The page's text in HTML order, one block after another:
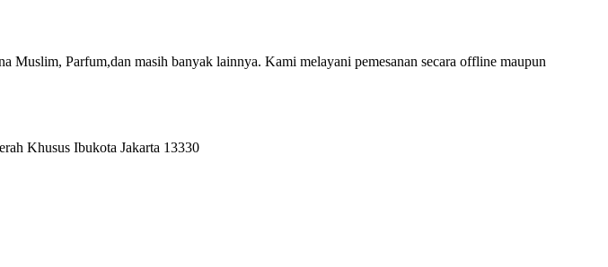
Parfum,dan masih banyak lainnya. Kami melayani pemesanan secara offline maupun
Khusus Ibukota Jakarta 13330